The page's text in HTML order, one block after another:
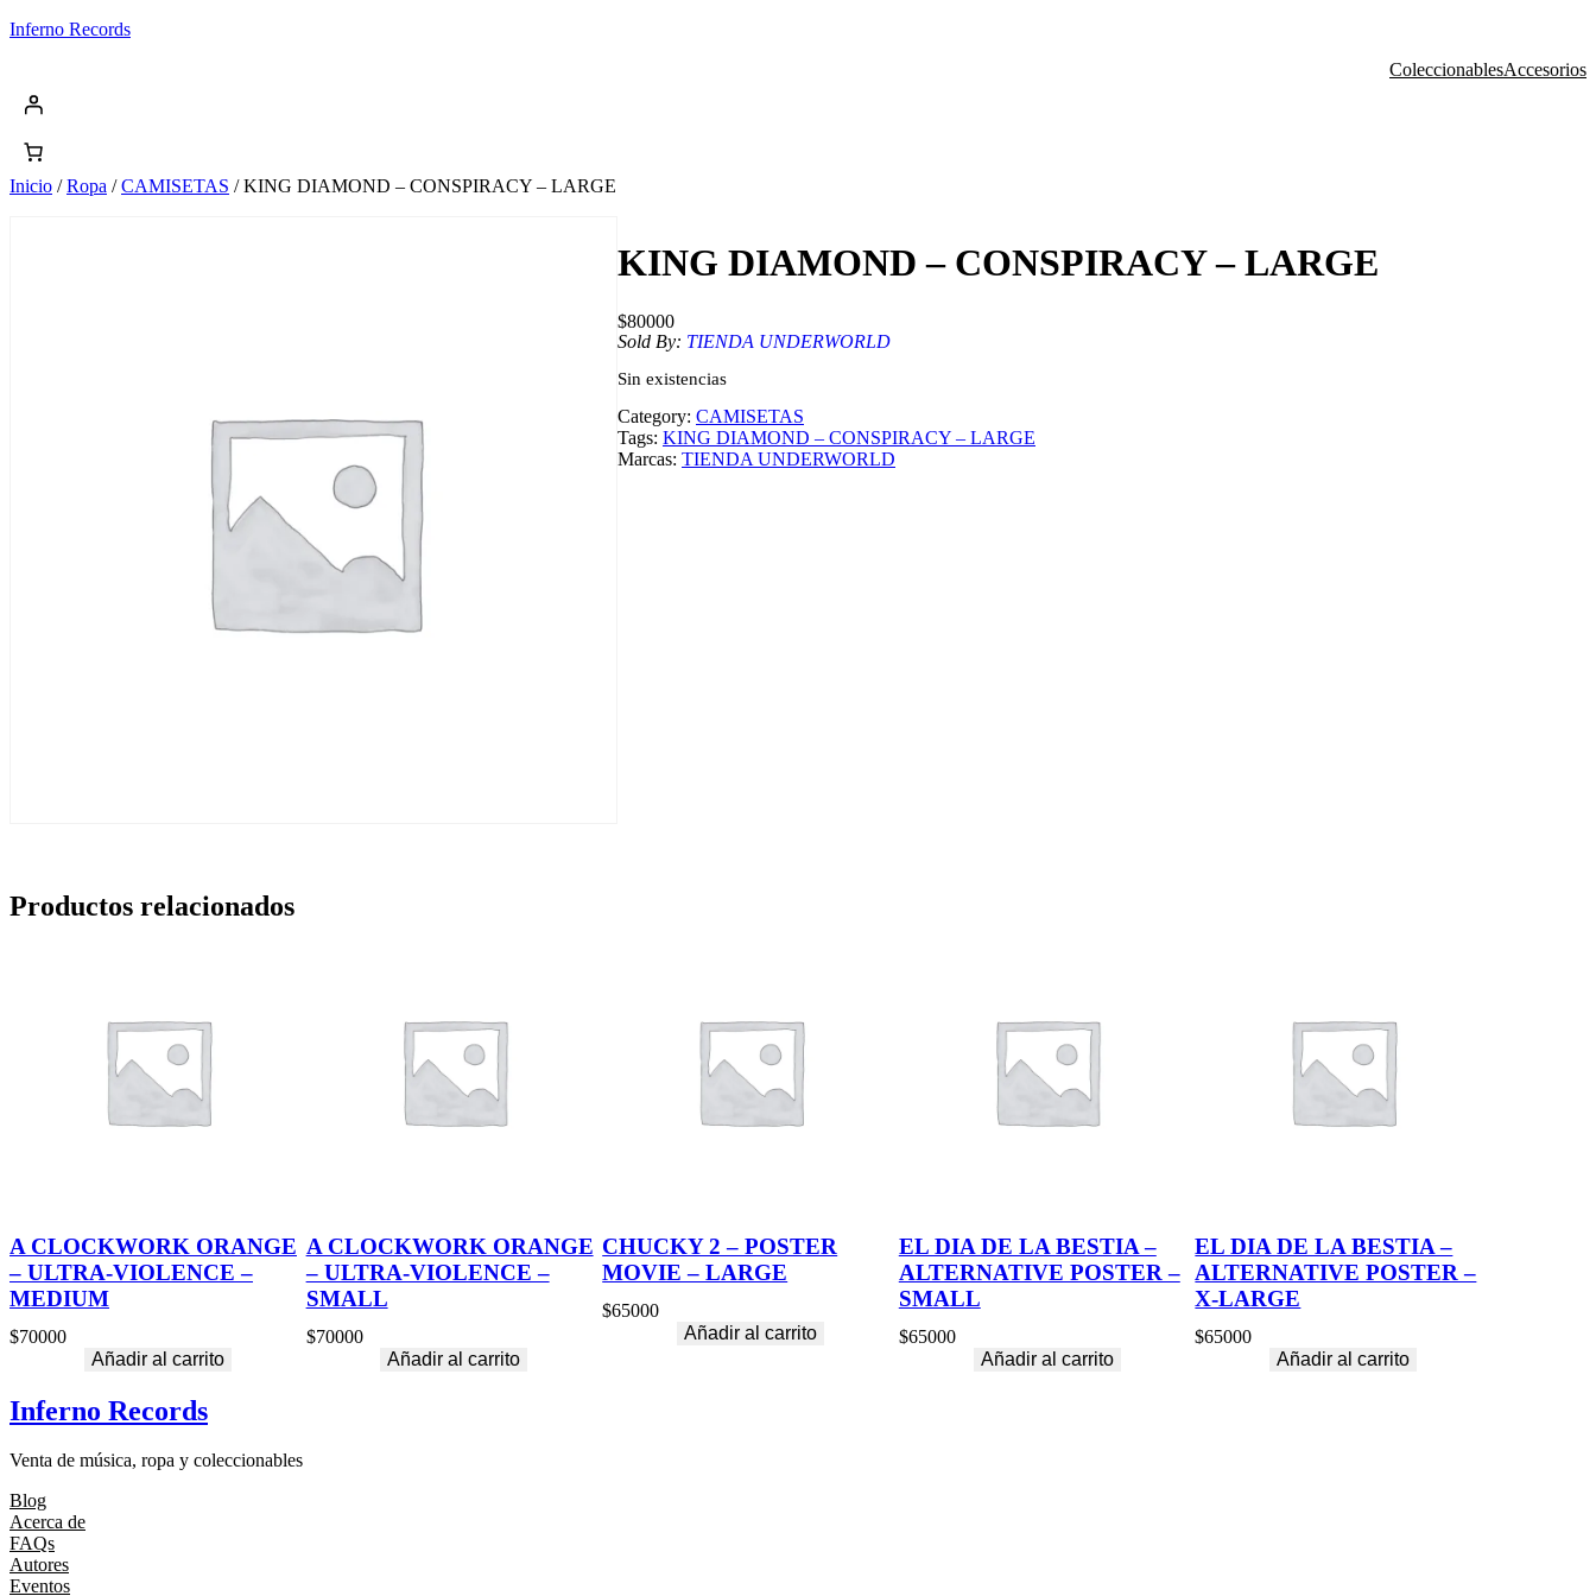
Saltar
Inferno Records
ColeccionablesAccesorios
Inicio /Ropa /CAMISETAS / KING DIAMOND – CONSPIRACY – LARGE
KING DIAMOND – CONSPIRACY – LARGE
$80000
Sold By: TIENDA UNDERWORLD
Sin existencias
Category: CAMISETAS
Tags: KING DIAMOND – CONSPIRACY – LARGE
Marcas: TIENDA UNDERWORLD
Productos relacionados
A CLOCKWORK ORANGE
– ULTRA-VIOLENCE –
MEDIUM
$70000
Añadir al carrito
A CLOCKWORK ORANGE
– ULTRA-VIOLENCE –
SMALL
$70000
Añadir al carrito
CHUCKY 2 – POSTER
MOVIE – LARGE
$65000
Añadir al carrito
EL DIA DE LA BESTIA –
ALTERNATIVE POSTER –
SMALL
$65000
Añadir al carrito
EL DIA DE LA BESTIA –
ALTERNATIVE POSTER –
X-LARGE
$65000
Añadir al carrito
Inferno Records
Venta de música, ropa y coleccionables
Blog
Acerca de
FAQs
Autores
Eventos